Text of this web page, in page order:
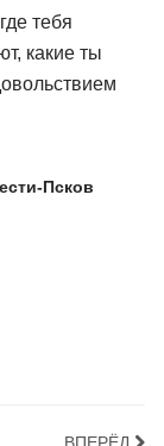
тебя
какие ты
Псков